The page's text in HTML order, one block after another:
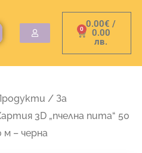
0.00€ /
0.00
лв.
0
Cart
/ За
3D „пчелна пита“ 50
м – черна